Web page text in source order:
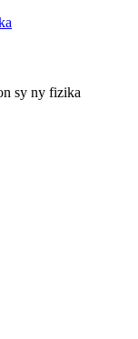
sy ny fizika